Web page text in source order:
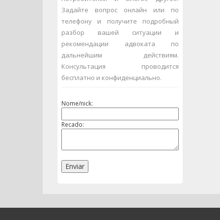
Задайте вопрос онлайн или по
телефону и получите подробный
разбор вашей ситуации и
рекомендации адвоката по
дальнейшим действиям.
Консультация проводится
бесплатно и конфиденциально.
Nome/nick:
Recado: